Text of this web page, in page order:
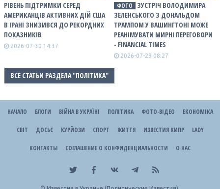
РІВЕНЬ ПІДТРИМКИ СЕРЕД
АМЕРИКАНЦІВ АКТИВНИХ ДІЙ США
В ІРАНІ ЗНИЗИВСЯ ДО РЕКОРДНИХ
ПОКАЗНИКІВ
2026-07-30 14:37
ФОТО
ЗУСТРІЧ ВОЛОДИМИРА
ЗЕЛЕНСЬКОГО З ДОНАЛЬДОМ
ТРАМПОМ У ВАШИНГТОНІ МОЖЕ
РЕАНІМУВАТИ МИРНІ ПЕРЕГОВОРИ
- FINANCIAL TIMES
2026-07-29 08:27
ВСЕ СТАТЬИ РАЗДЕЛА "ПОЛІТИКА"
НАЧАЛО БЛОГИ ВІЙНА В УКРАЇНІ ПОЛІТИКА ФОТО-ВІДЕО ЕКОНОМІКА
СВІТ ДОСЬЄ КУРЙОЗИ СПОРТ ЖИТТЯ ИЗВЕСТИЯ КИПР LADY
КОНТАКТЫ СОГЛАШЕНИЕ О КОНФИДЕНЦИАЛЬНОСТИ О НАС